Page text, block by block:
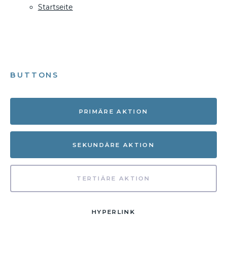
Startseite
BUTTONS
PRIMÄRE AKTION
SEKUNDÄRE AKTION
TERTIÄRE AKTION
HYPERLINK